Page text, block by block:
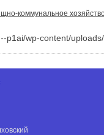
коммунальное
p1ai/wp-content/